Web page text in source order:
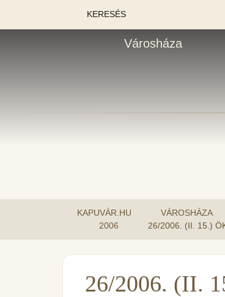
KERESÉS
Városháza
KAPUVÁR.HU VÁROSHÁZA
2006
26/2006. (II. 15.)
26/2006. (II.